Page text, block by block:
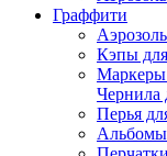
Граффити
Кэпы
Маркеры
Чернила
Перья
Альбомы